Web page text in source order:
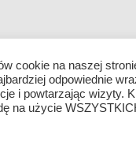
cookie na naszej
odpowiednie
i powtarzając wizyty.
na użycie